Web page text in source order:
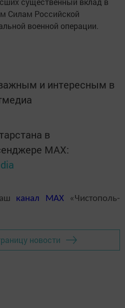
Силам Российской
военной операции.
и интересным в
в
MАХ:
канал MAX«Чистополь-
новости